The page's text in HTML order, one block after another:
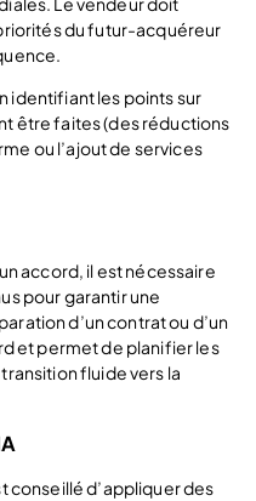
du futur-acquéreur
identifiant les points sur
être faites (des réductions
ou l’ajout de services
accord, il est nécessaire
pour garantir une
d’un contrat ou d’un
et permet de planifier les
fluide vers la
conseillé d’appliquer des